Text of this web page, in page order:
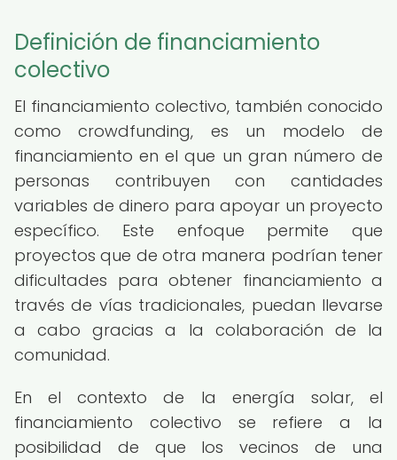
Definición de financiamiento
colectivo
El financiamiento colectivo, también conocido
como crowdfunding, es un modelo de
financiamiento en el que un gran número de
personas contribuyen con cantidades
variables de dinero para apoyar un proyecto
específico. Este enfoque permite que
proyectos que de otra manera podrían tener
dificultades para obtener financiamiento a
través de vías tradicionales, puedan llevarse
a cabo gracias a la colaboración de la
comunidad.
En el contexto de la energía solar, el
financiamiento colectivo se refiere a la
posibilidad de que los vecinos de una